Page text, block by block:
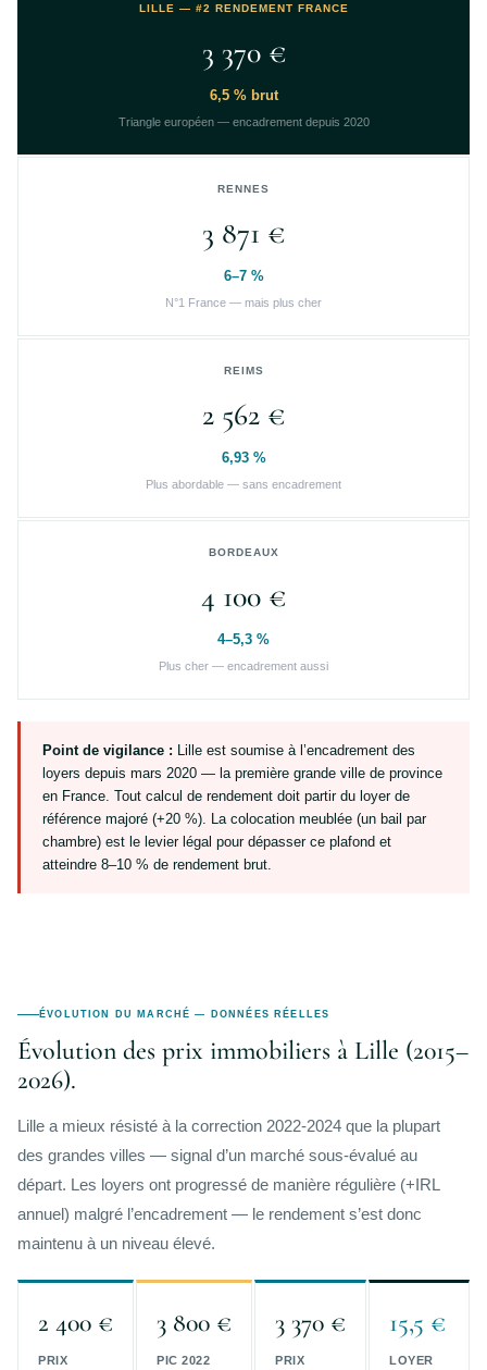
LILLE — #2 RENDEMENT FRANCE
3 370 €
6,5 % brut
Triangle européen — encadrement depuis 2020
RENNES
3 871 €
6–7 %
N°1 France — mais plus cher
REIMS
2 562 €
6,93 %
Plus abordable — sans encadrement
BORDEAUX
4 100 €
4–5,3 %
Plus cher — encadrement aussi
Point de vigilance : Lille est soumise à l’encadrement des
loyers depuis mars 2020 — la première grande ville de province
en France. Tout calcul de rendement doit partir du loyer de
référence majoré (+20 %). La colocation meublée (un bail par
chambre) est le levier légal pour dépasser ce plafond et
atteindre 8–10 % de rendement brut.
ÉVOLUTION DU MARCHÉ — DONNÉES RÉELLES
Évolution des prix immobiliers à Lille (2015–
2026).
Lille a mieux résisté à la correction 2022-2024 que la plupart
des grandes villes — signal d’un marché sous-évalué au
départ. Les loyers ont progressé de manière régulière (+IRL
annuel) malgré l’encadrement — le rendement s’est donc
maintenu à un niveau élevé.
2 400 €
PRIX
3 800 €
PIC 2022
3 370 €
PRIX
15,5 €
LOYER